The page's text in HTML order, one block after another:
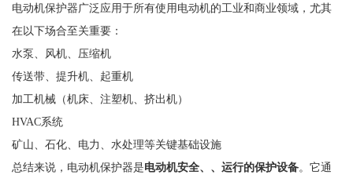
电动机保护器广泛应用于所有使用电动机的工业和商业领域，尤其
在以下场合至关重要：
水泵、风机、压缩机
传送带、提升机、起重机
加工机械（机床、注塑机、挤出机）
HVAC系统
矿山、石化、电力、水处理等关键基础设施
总结来说，电动机保护器是电动机安全、、运行的保护设备。它通